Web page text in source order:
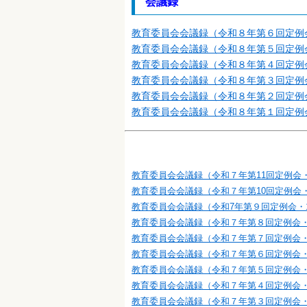
教育委員会会議録（令和８年第６回定例
教育委員会会議録（令和８年第５回定例
教育委員会会議録（令和８年第４回定例
教育委員会会議録（令和８年第３回定例
教育委員会会議録（令和８年第２回定例
教育委員会会議録（令和８年第１回定例
教育委員会会議録（令和７年第11回定例会
教育委員会会議録（令和７年第10回定例会
教育委員会会議録（令和7年第９回定例会
教育委員会会議録（令和７年第８回定例会
教育委員会会議録（令和７年第７回定例会
教育委員会会議録（令和７年第６回定例会
教育委員会会議録（令和７年第５回定例会
教育委員会会議録（令和７年第４回定例会
教育委員会会議録（令和７年第３回定例会